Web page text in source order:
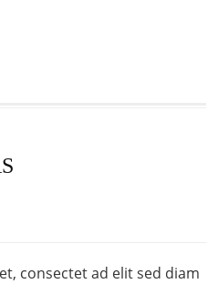
consectet ad elit sed diam